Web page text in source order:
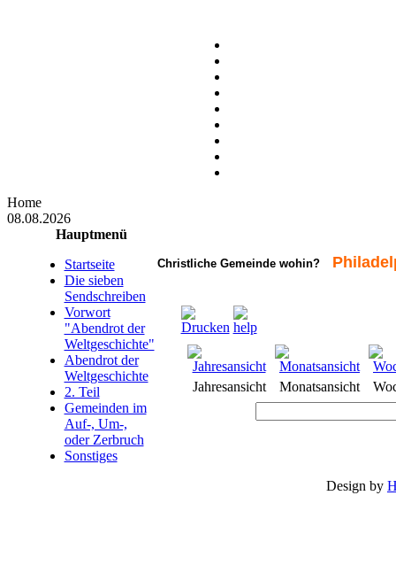
Home
08.08.2026
Hauptmenü
Startseite
Die sieben
Sendschreiben
Vorwort
"Abendrot der
Weltgeschichte"
Abendrot der
Weltgeschichte
2. Teil
Gemeinden im
Auf-, Um-,
oder Zerbruch
Sonstiges
Christliche Gemeinde wohin?
Jahresansicht Monatsansicht
Design by